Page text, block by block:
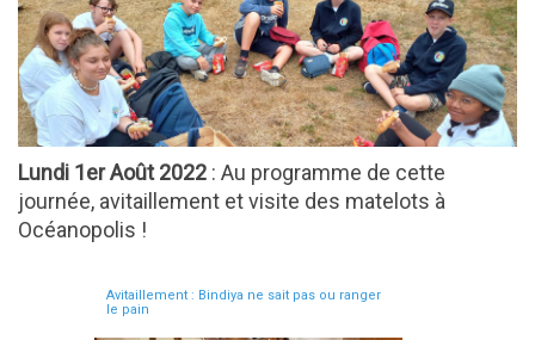
Lundi 1er Août 2022 : Au programme de cette
journée, avitaillement et visite des matelots à
Océanopolis !
Avitaillement : Bindiya ne sait pas ou ranger
le pain